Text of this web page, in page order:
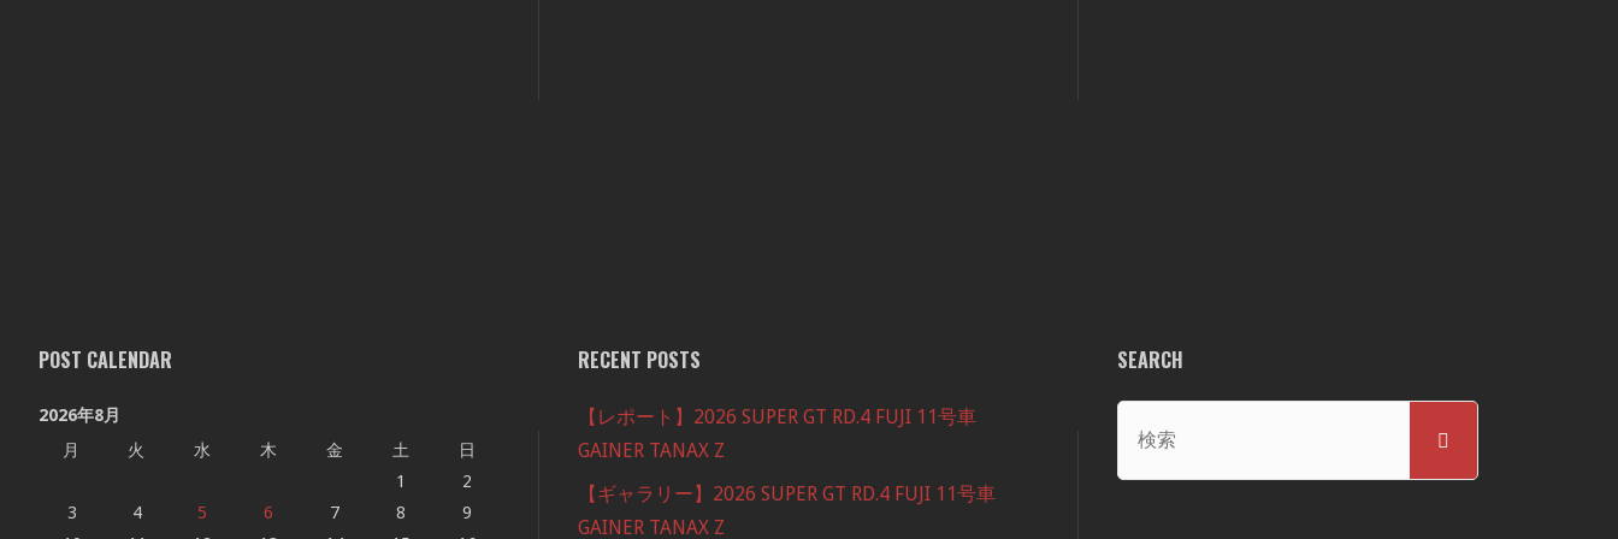
POST CALENDAR
2026年8月
月
火 水 木 金 土
日
1
2
3
4 5 6 7 8
9
RECENT POSTS
【レポート】2026 SUPER GT RD.4 FUJI 11号車
GAINER TANAX Z
【ギャラリー】2026 SUPER GT RD.4 FUJI 11号車
GAINER TANAX Z
SEARCH
対
検